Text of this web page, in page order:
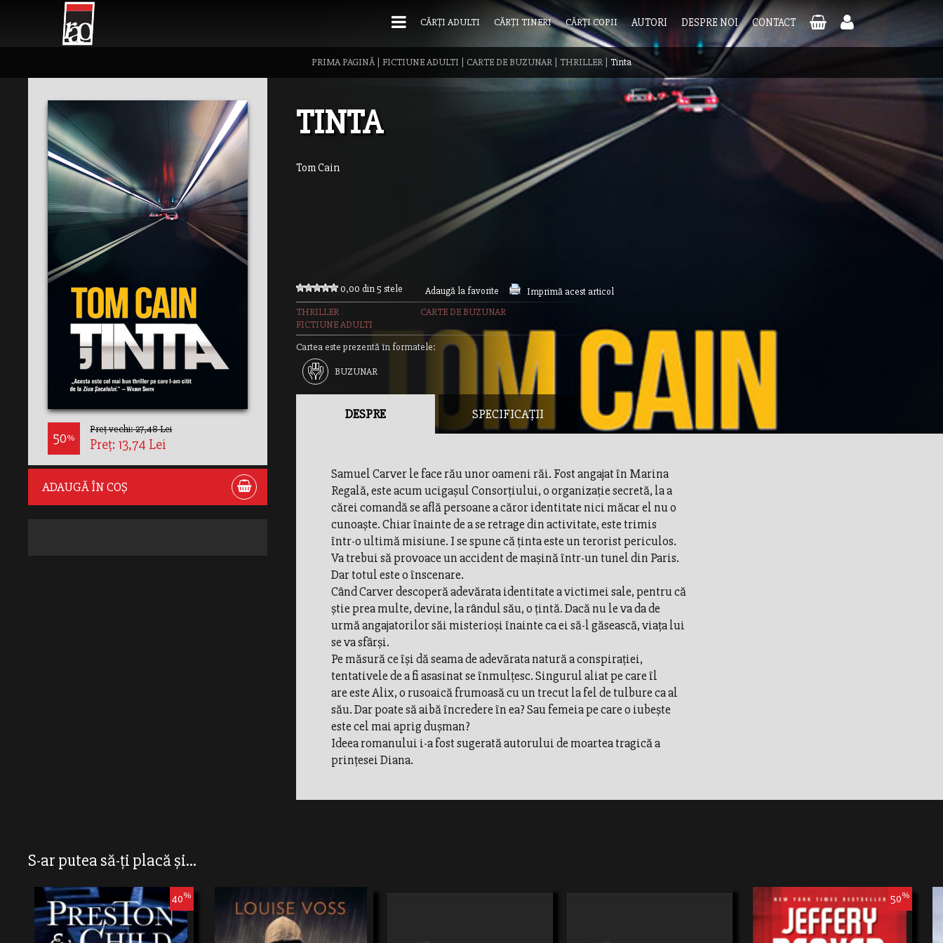
CĂRȚI ADULTI CĂRȚI TINERI CĂRȚI COPII AUTORI DESPRE NOI CONTACT
PRIMA PAGINĂ| FICTIUNE ADULTI CARTE DE BUZUNAR THRILLER Tinta
50%
Preț vechi: 27,48 Lei
Preț: 13,74 Lei
ADAUGĂ ÎN COȘ
TINTA
Tom Cain
0,00 din 5 stele Adaugă la favorite
Imprimă acest articol
THRILLER
CARTE DE BUZUNAR
FICTIUNE ADULTI
Cartea este prezentă în formatele:
BUZUNAR
DESPRE SPECIFICAȚII
Samuel Carver le face rău unor oameni răi. Fost angajat în Marina
Regală, este acum ucigaşul Consorţiului, o organizaţie secretă, la a
cărei comandă se află persoane a căror identitate nici măcar el nu o
cunoaşte. Chiar înainte de a se retrage din activitate, este trimis
într-o ultimă misiune. I se spune că ţinta este un terorist periculos.
Va trebui să provoace un accident de maşină într-un tunel din Paris.
Dar totul este o înscenare.
Când Carver descoperă adevărata identitate a victimei sale, pentru că
ştie prea multe, devine, la rândul său, o ţintă. Dacă nu le va da de
urmă angajatorilor săi misterioşi înainte ca ei să-l găsească, viaţa lui
se va sfârşi.
Pe măsură ce îşi dă seama de adevărata natură a conspiraţiei,
tentativele de a fi asasinat se înmulţesc. Singurul aliat pe care îl
are este Alix, o rusoaică frumoasă cu un trecut la fel de tulbure ca al
său. Dar poate să aibă încredere în ea? Sau femeia pe care o iubeşte
este cel mai aprig duşman?
Ideea romanului i-a fost sugerată autorului de moartea tragică a
prinţesei Diana.
S-ar putea să-ți placă și...
40% 50%